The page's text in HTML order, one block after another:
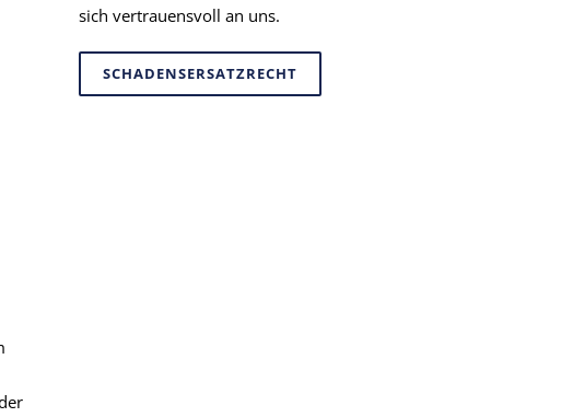
sich vertrauensvoll an uns.
SCHADENSERSATZRECHT